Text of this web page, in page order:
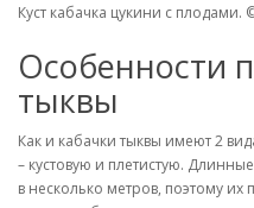
Куст кабачка цукини с плодами.
Особенности
тыквы
Как и кабачки тыквы имеют 2
– кустовую и плетистую.
в несколько метров, поэтому их